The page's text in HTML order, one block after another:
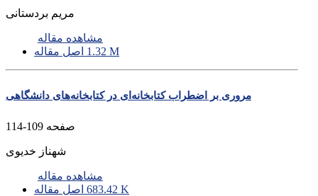
مریم بردستانی
مشاهده مقاله
1.32 M
مروری بر اضطراب کتابخانه‌ای در کتابخانه‌های دانشگاهی
صفحه 109-114
شهناز خدیوی
مشاهده مقاله
683.42 K